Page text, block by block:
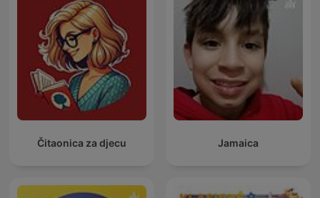
Čitaonica za djecu Jamaica